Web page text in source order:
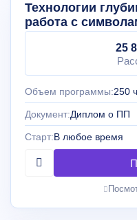
Технологии
работа с
25
Объем программы:250
Документ:Диплом о ПП
Старт:В любое время